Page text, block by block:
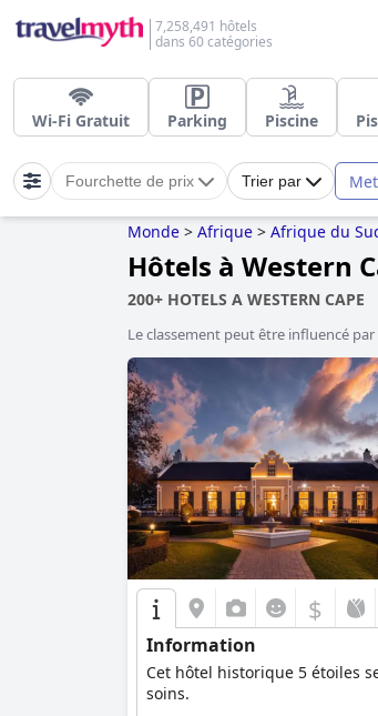
7,258,491 hôtels
dans 60 catégories
Wi-Fi Gratuit Parking Piscine
Fourchette de prix Trier par
Monde > Afrique > Afrique du
Hôtels à Western
200+ HOTELS A WESTERN CAPE
Le classement peut être influencé
$
Information
Cet hôtel historique 5 étoiles
soins.